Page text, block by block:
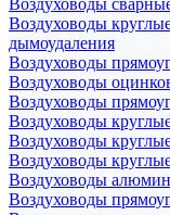
Воздуховоды
Воздуховоды
дымоудаления
Воздуховоды
Воздуховоды
Воздуховоды
Воздуховоды
Воздуховоды
Воздуховоды
Воздуховоды
Воздуховоды